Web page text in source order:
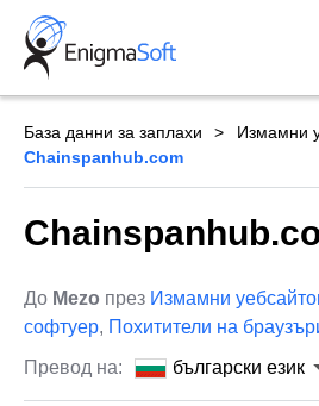
Skip
content
База данни за заплахи
Измамни
Chainspanhub.com
До Mezo през Измамни
софтуер, Похитители на
Превод на:
български език